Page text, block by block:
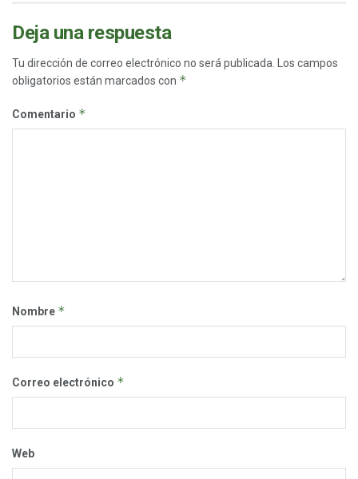
Deja una respuesta
Tu dirección de correo electrónico no será publicada.
Los campos
obligatorios están marcados con *
Comentario *
Nombre *
Correo electrónico *
Web